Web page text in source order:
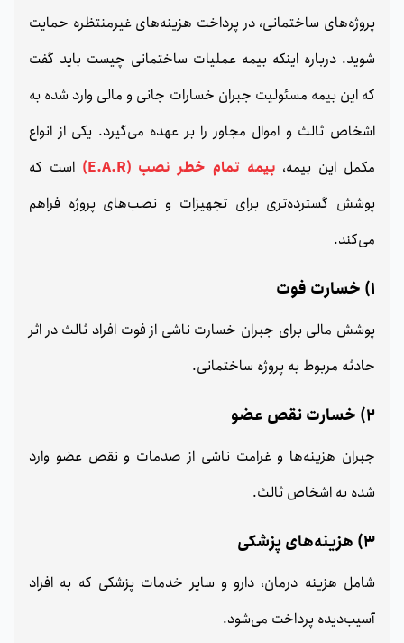
پروژه‌های ساختمانی، در پرداخت هزینه‌های غیرمنتظره حمایت
شوید. درباره اینکه بیمه عملیات ساختمانی چیست باید گفت
که این بیمه مسئولیت جبران خسارات جانی و مالی وارد شده به
اشخاص ثالث و اموال مجاور را بر عهده می‌گیرد. یکی از انواع
مکمل این بیمه، بیمه تمام خطر نصب (E.A.R)
است که
پوشش گسترده‌تری برای تجهیزات و نصب‌های پروژه فراهم
می‌کند.
1) خسارت فوت
پوشش مالی برای جبران خسارت ناشی از فوت افراد ثالث در اثر
حادثه مربوط به پروژه ساختمانی.
2) خسارت نقص عضو
جبران هزینه‌ها و غرامت ناشی از صدمات و نقص عضو وارد
شده به اشخاص ثالث.
3) هزینه‌های پزشکی
شامل هزینه درمان، دارو و سایر خدمات پزشکی که به افراد
آسیب‌دیده پرداخت می‌شود.